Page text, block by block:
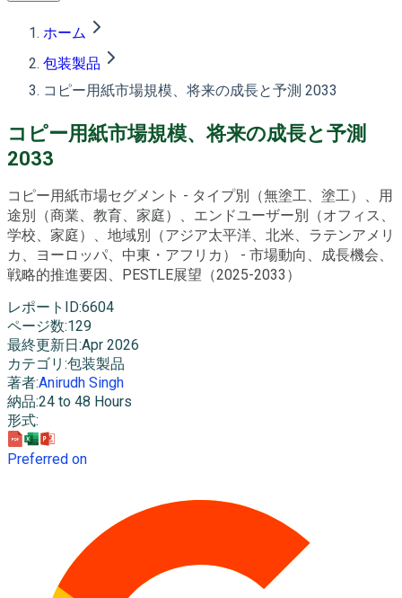
ホーム
包装製品
コピー用紙市場規模、将来の成長と予測 2033
コピー用紙市場規模、将来の成長と予測
2033
コピー用紙市場セグメント - タイプ別（無塗工、塗工）、用
途別（商業、教育、家庭）、エンドユーザー別（オフィス、
学校、家庭）、地域別（アジア太平洋、北米、ラテンアメリ
カ、ヨーロッパ、中東・アフリカ） - 市場動向、成長機会、
戦略的推進要因、PESTLE展望（2025-2033）
レポートID:6604
ページ数:129
最終更新日 :Apr 2026
カテゴリ :包装製品
著者:Anirudh Singh
納品:24 to 48 Hours
形式:
Preferred on